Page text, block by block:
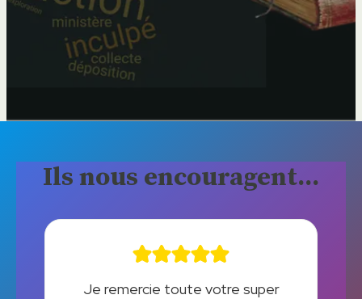
Ils nous encouragent...
Je remercie toute votre super